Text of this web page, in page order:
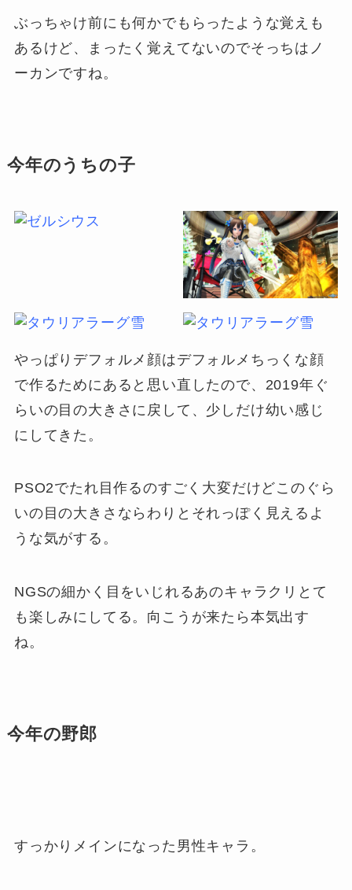
ぶっちゃけ前にも何かでもらったような覚えも
あるけど、まったく覚えてないのでそっちはノ
ーカンですね。
今年のうちの子
やっぱりデフォルメ顔はデフォルメちっくな顔
で作るためにあると思い直したので、2019年ぐ
らいの目の大きさに戻して、少しだけ幼い感じ
にしてきた。
PSO2でたれ目作るのすごく大変だけどこのぐら
いの目の大きさならわりとそれっぽく見えるよ
うな気がする。
NGSの細かく目をいじれるあのキャラクリとて
も楽しみにしてる。向こうが来たら本気出す
ね。
今年の野郎
すっかりメインになった男性キャラ。